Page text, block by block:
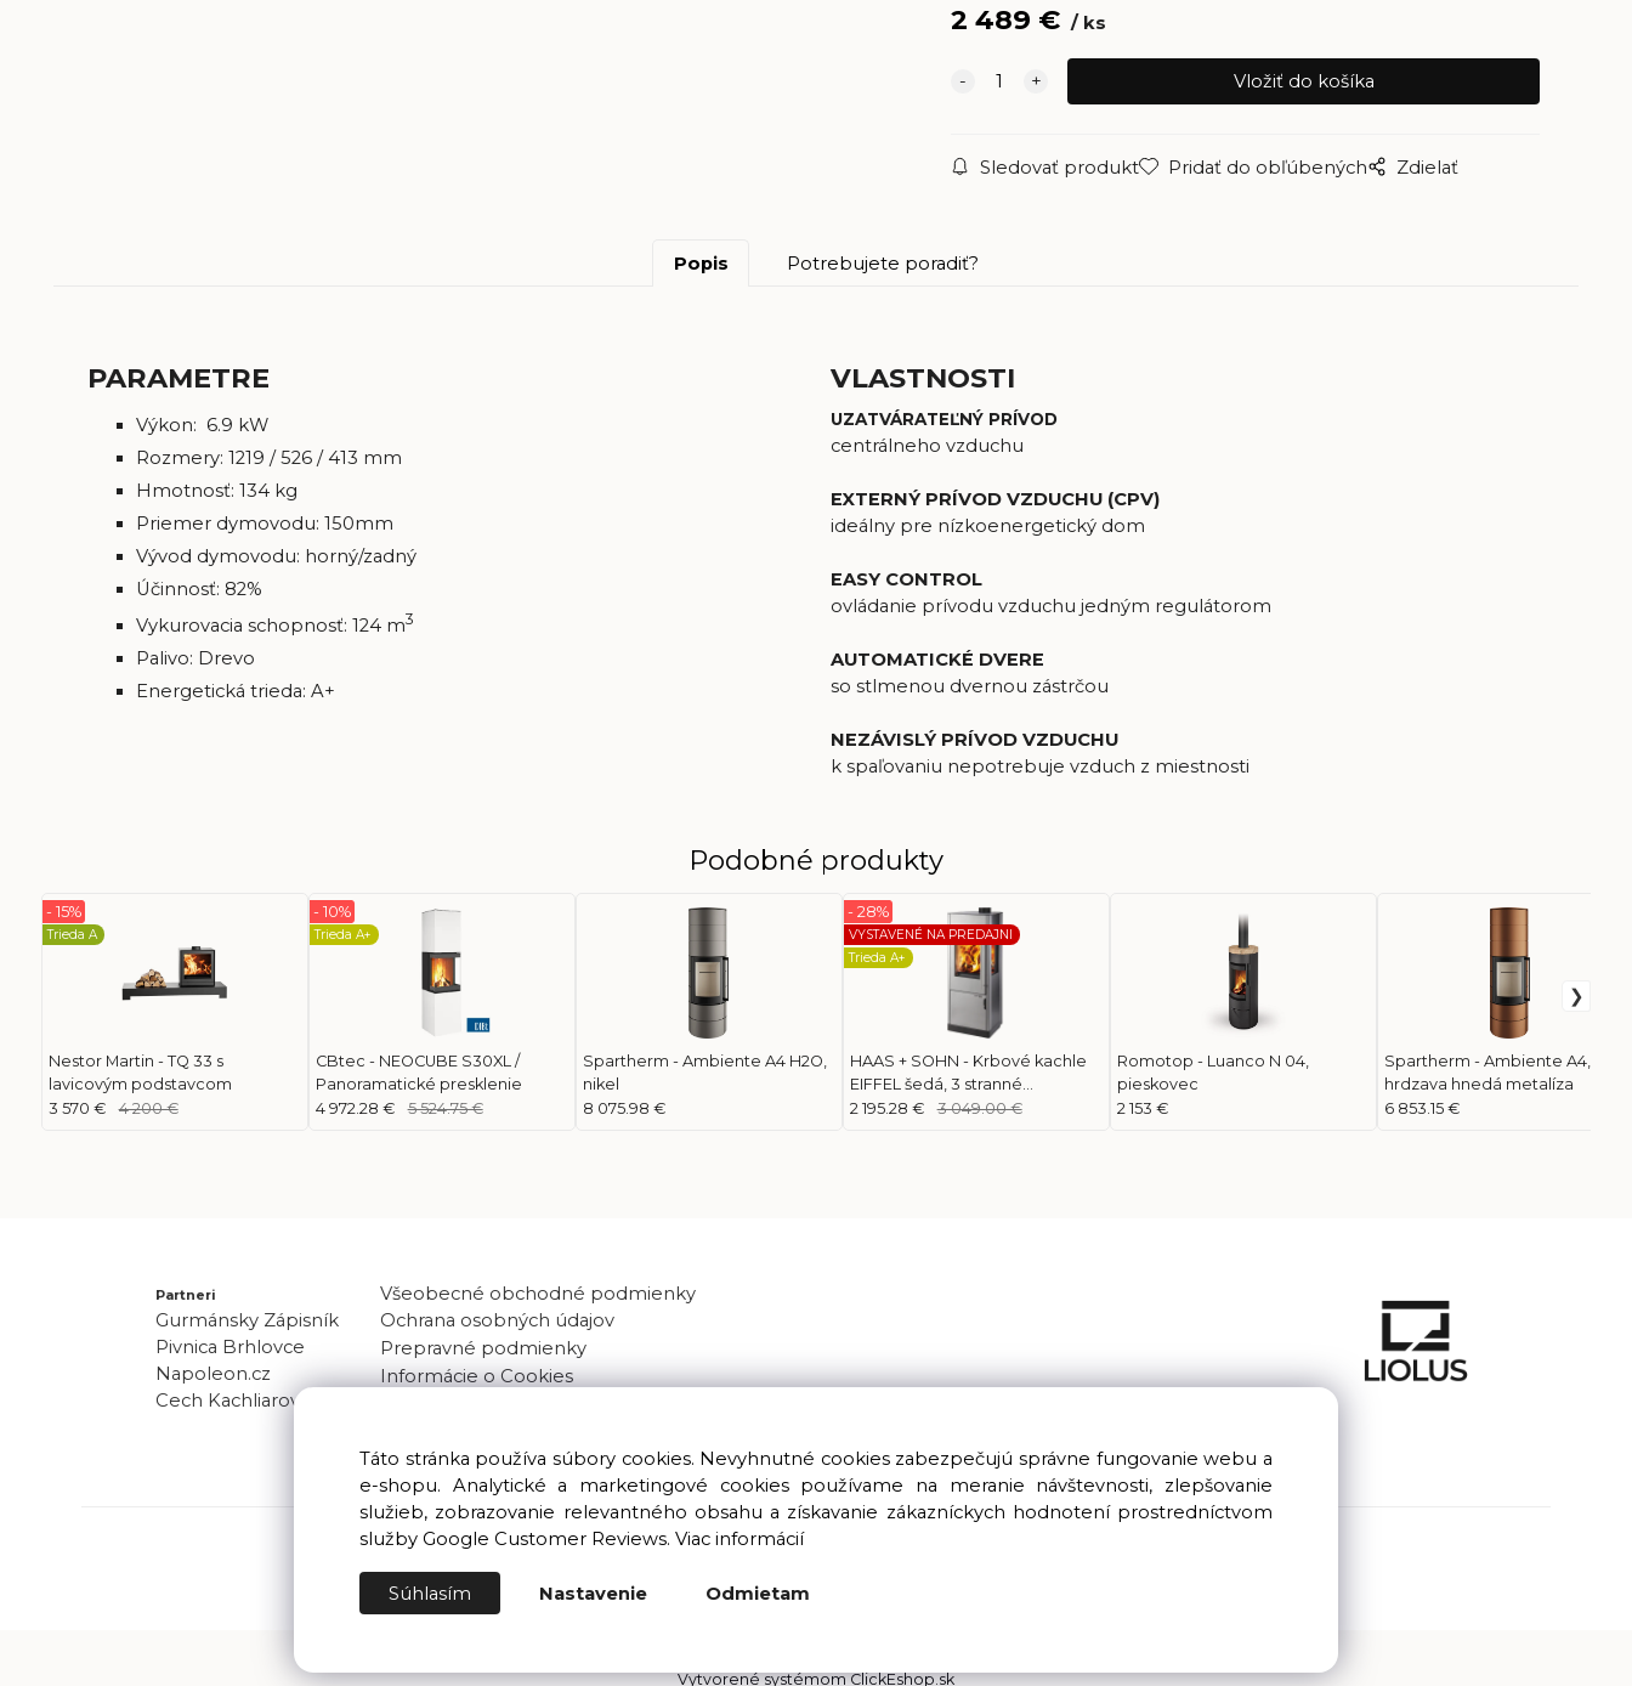
2 489 € ks
Sledovať produkt Pridať do obľúbených Zdielať
Popis Potrebujete poradiť?
PARAMETRE
Výkon: 6.9 kW
Rozmery: 1219 / 526 / 413 mm
Hmotnosť: 134 kg
Priemer dymovodu: 150mm
Vývod dymovodu: horný/zadný
Účinnosť: 82%
Vykurovacia schopnosť: 124 m3
Palivo: Drevo
Energetická trieda: A+
VLASTNOSTI
UZATVÁRATEĽNÝ PRÍVOD
centrálneho vzduchu
EXTERNÝ PRÍVOD VZDUCHU (CPV)
ideálny pre nízkoenergetický dom
EASY CONTROL
ovládanie prívodu vzduchu jedným regulátorom
AUTOMATICKÉ DVERE
so stlmenou dvernou zástrčou
NEZÁVISLÝ PRÍVOD VZDUCHU
k spaľovaniu nepotrebuje vzduch z miestnosti
Podobné produkty
Nestor Martin - TQ 33 s
lavicovým podstavcom
Trieda A
- 15%
3 570 € 4 200 €
CBtec - NEOCUBE S30XL /
Panoramatické presklenie
Trieda A+
- 10%
4 972.28 € 5 524.75 €
Spartherm - Ambiente A4 H2O,
nikel
8 075.98 €
HAAS + SOHN - Krbové kachle
EIFFEL šedá, 3 stranné
presklenie
VYSTAVENÉ NA PREDAJNI
Trieda A+
- 28%
2 195.28 € 3 049.00 €
Romotop - Luanco N 04,
pieskovec
2 153 €
Spartherm - Ambiente A4,
hrdzava hnedá metalíza
6 853.15 €
Partneri
Gurmánsky Zápisník
Pivnica Brhlovce
Napoleon.cz
Cech Kachliarov
Všeobecné obchodné podmienky
Ochrana osobných údajov
Prepravné podmienky
Informácie o Cookies
Copyright © 2016 – 2026 LIOLUS s.r.o. Všetky práva vyhradené.
Ku Bratke 11, Levice, 934 05
Vytvorené systémom ClickEshop.sk
Táto stránka používa súbory cookies. Nevyhnutné cookies zabezpečujú správne fungovanie webu a
e-shopu. Analytické a marketingové cookies používame na meranie návštevnosti, zlepšovanie
služieb, zobrazovanie relevantného obsahu a získavanie zákazníckych hodnotení prostredníctvom
služby Google Customer Reviews. Viac informácií
Súhlasím Nastavenie Odmietam